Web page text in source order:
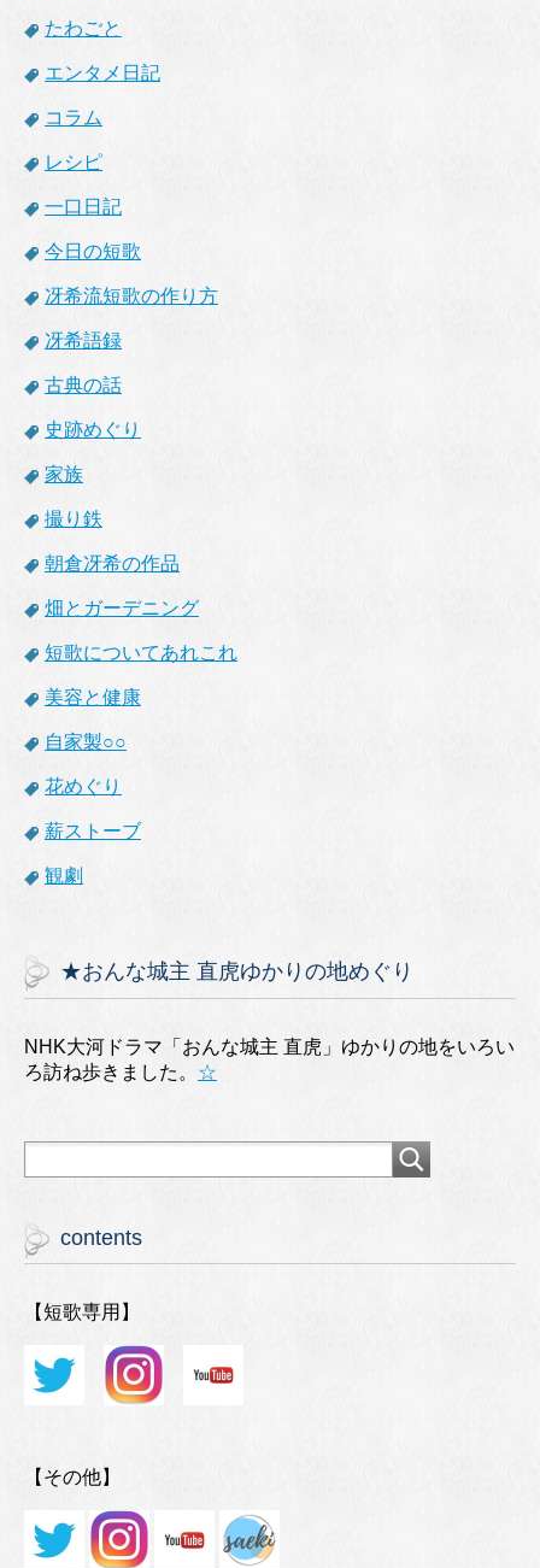
たわごと
エンタメ日記
コラム
レシピ
一口日記
今日の短歌
冴希流短歌の作り方
冴希語録
古典の話
史跡めぐり
家族
撮り鉄
朝倉冴希の作品
畑とガーデニング
短歌についてあれこれ
美容と健康
自家製○○
花めぐり
薪ストーブ
観劇
★おんな城主 直虎ゆかりの地めぐり
NHK大河ドラマ「おんな城主 直虎」ゆかりの地をいろい
ろ訪ね歩きました。 ☆
contents
【短歌専用】
【その他】